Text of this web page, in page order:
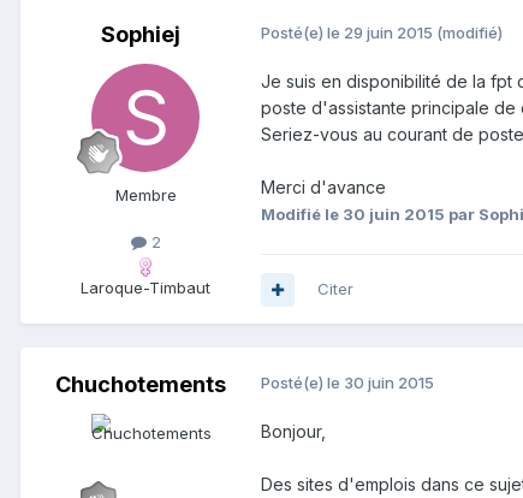
Sophiej
Membre
2
Laroque-Timbaut
Posté(e) le 29 juin 2015 (modifié)
Je suis en disponibilité de la fpt
poste d'assistante principale de
Seriez-vous au courant de
Merci d'avance
Modifié le 30 juin 2015 par
Citer
Chuchotements Posté(e) le 30 juin 2015
Bonjour,
Des sites d'emplois dans ce